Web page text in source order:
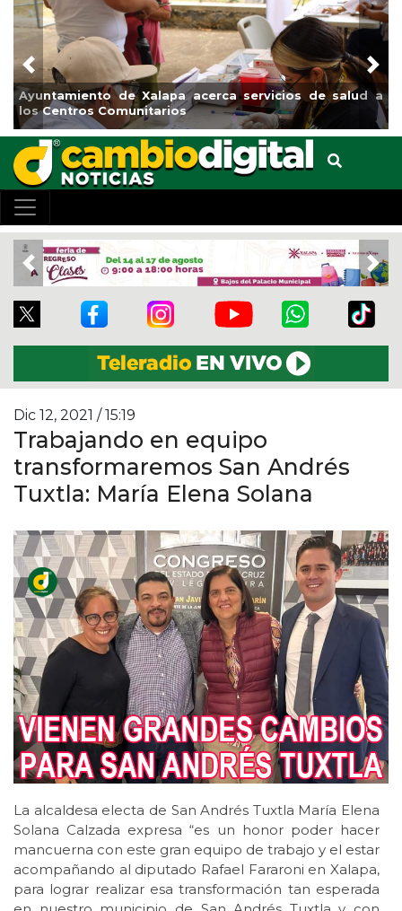
Ayuntamiento de Xalapa acerca servicios de salud a
los Centros Comunitarios
Previous
Previous
Dic 12, 2021 / 15:19
Trabajando en equipo
transformaremos San Andrés
Tuxtla: María Elena Solana
La alcaldesa electa de San Andrés Tuxtla María Elena
Solana Calzada expresa “es un honor poder hacer
mancuerna con este gran equipo de trabajo y el estar
acompañando al diputado Rafael Fararoni en Xalapa,
para lograr realizar esa transformación tan esperada